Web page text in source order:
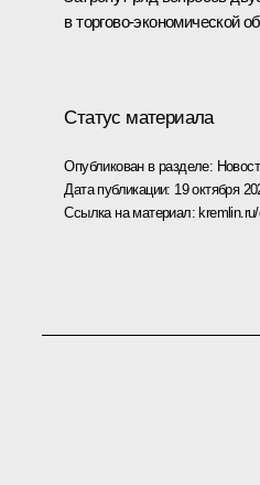
в торгово-экономической
Статус материала
Опубликован в разделе:
Дата публикации: 19 октября
Ссылка на материал: